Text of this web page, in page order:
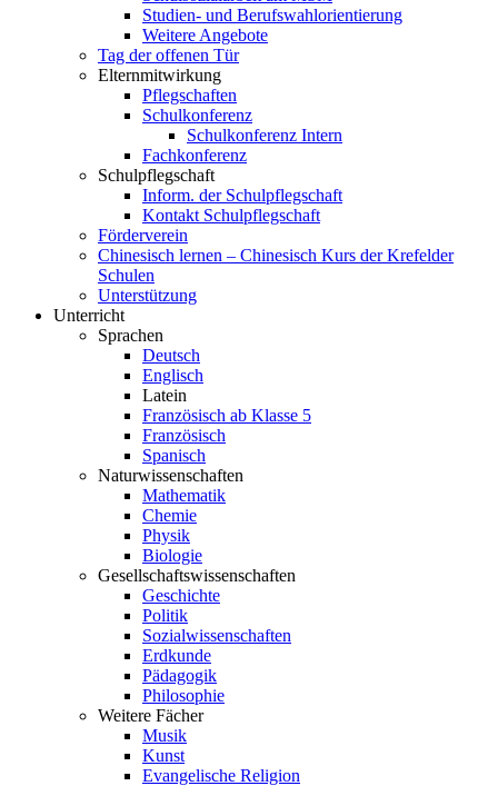
Studien- und Berufswahlorientierung
Weitere Angebote
Tag der offenen Tür
Elternmitwirkung
Pflegschaften
Schulkonferenz
Schulkonferenz Intern
Fachkonferenz
Schulpflegschaft
Inform. der Schulpflegschaft
Kontakt Schulpflegschaft
Förderverein
Chinesisch lernen – Chinesisch Kurs der Krefelder
Schulen
Unterstützung
Unterricht
Sprachen
Deutsch
Englisch
Latein
Französisch ab Klasse 5
Französisch
Spanisch
Naturwissenschaften
Mathematik
Chemie
Physik
Biologie
Gesellschaftswissenschaften
Geschichte
Politik
Sozialwissenschaften
Erdkunde
Pädagogik
Philosophie
Weitere Fächer
Musik
Kunst
Evangelische Religion